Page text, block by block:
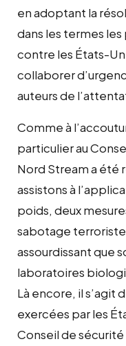
en adoptant la
dans les termes
contre les États-
collaborer
auteurs de
Comme à
particulier au
Nord Stream a été
assistons à
poids, deux
sabotage terroriste
assourdissant que
laboratoires
Là encore, il s’agit
exercées par les
Conseil de